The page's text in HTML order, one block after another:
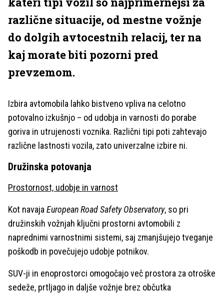
različne situacije, od mestne vožnje
do dolgih avtocestnih relacij, ter na
kaj morate biti pozorni pred
prevzemom.
Izbira avtomobila lahko bistveno vpliva na celotno
potovalno izkušnjo – od udobja in varnosti do porabe
goriva in utrujenosti voznika. Različni tipi poti zahtevajo
različne lastnosti vozila, zato univerzalne izbire ni.
Družinska potovanja
Prostornost, udobje in varnost
Kot navaja European Road Safety Observatory, so pri
družinskih vožnjah ključni prostorni avtomobili z
naprednimi varnostnimi sistemi, saj zmanjšujejo tveganje
poškodb in povečujejo udobje potnikov.
SUV-ji in enoprostorci omogočajo več prostora za otroške
sedeže, prtljago in daljše vožnje brez občutka